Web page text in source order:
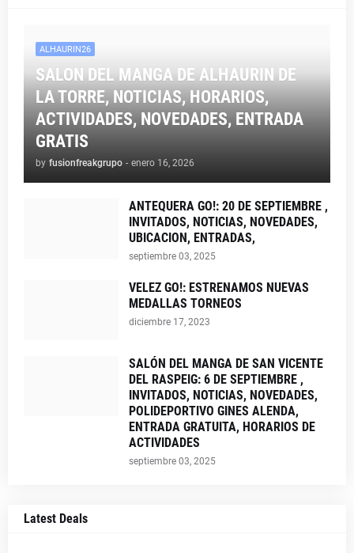
ALHAURIN26
SALON DEL MANGA DE ALHAURIN DE
LA TORRE, NOTICIAS, HORARIOS,
ACTIVIDADES, NOVEDADES, ENTRADA
GRATIS
by fusionfreakgrupo - enero 16, 2026
ANTEQUERA GO!: 20 DE SEPTIEMBRE ,
INVITADOS, NOTICIAS, NOVEDADES,
UBICACION, ENTRADAS,
septiembre 03, 2025
VELEZ GO!: ESTRENAMOS NUEVAS
MEDALLAS TORNEOS
diciembre 17, 2023
SALÓN DEL MANGA DE SAN VICENTE
DEL RASPEIG: 6 DE SEPTIEMBRE ,
INVITADOS, NOTICIAS, NOVEDADES,
POLIDEPORTIVO GINES ALENDA,
ENTRADA GRATUITA, HORARIOS DE
ACTIVIDADES
septiembre 03, 2025
Latest Deals